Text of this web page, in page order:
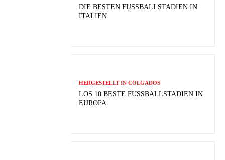
DIE BESTEN FUSSBALLSTADIEN IN I
TALIEN
HERGESTELLT IN COLGADOS
LOS 10 BESTE FUSSBALLSTADIEN IN E
UROPA